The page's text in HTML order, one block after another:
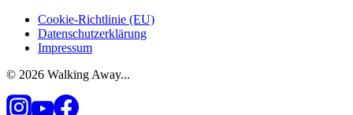
Cookie-Richtlinie (EU)
Datenschutzerklärung
Impressum
© 2026 Walking Away...